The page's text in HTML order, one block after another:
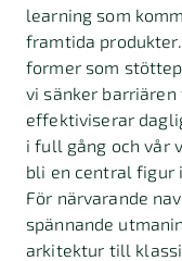
learning som
framtida
former som
vi sänker
effektiviserar
i full gång och vår
bli en central figur
För närvarande
spännande
arkitektur till